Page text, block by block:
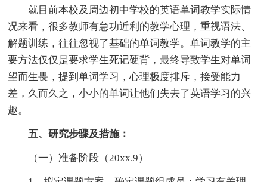
就目前本校及周边初中学校的英语单词教学实际情
况来看，很多教师有急功近利的教学心理，重视语法、
解题训练，往往忽视了基础的单词教学。单词教学的主
要方法仅仅是要求学生死记硬背，最终导致学生对单词
望而生畏，提到单词学习，心理极度排斥，接受能力
差，久而久之，小小的单词让他们失去了英语学习的兴
趣。
五、研究步骤及措施：
（一）准备阶段（20xx.9）